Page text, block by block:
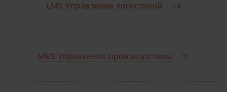
LMS Управление логистикой 14
MES Управление производством 21